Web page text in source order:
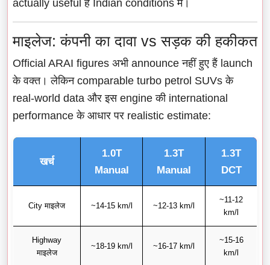
actually useful हैं Indian conditions में।
माइलेज: कंपनी का दावा vs सड़क की हकीकत
Official ARAI figures अभी announce नहीं हुए हैं launch
के वक्त। लेकिन comparable turbo petrol SUVs के
real-world data और इस engine की international
performance के आधार पर realistic estimate:
खर्च
1.0T
Manual
1.3T
Manual
1.3T
DCT
City माइलेज ~14-15 km/l ~12-13 km/l
~11-12
km/l
Highway
माइलेज
~18-19 km/l ~16-17 km/l
~15-16
km/l